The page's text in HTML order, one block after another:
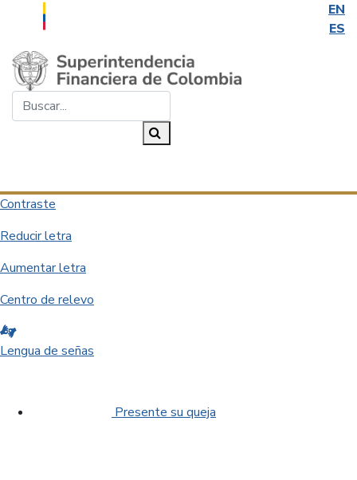
EN
ES
Saltar al contenido principal
Contraste
Reducir letra
Aumentar letra
Centro de relevo
Lengua de señas
Presente su queja